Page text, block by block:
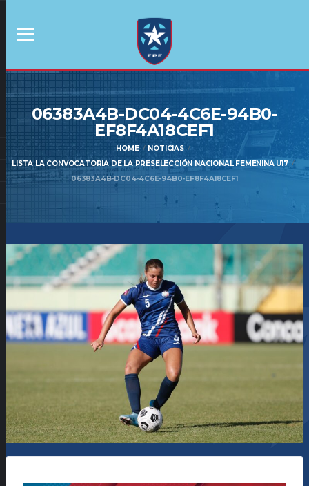
06383A4B-DC04-4C6E-94B0-
EF8F4A18CEF1
HOME
NOTICIAS
LISTA LA CONVOCATORIA DE LA PRESELECCIÓN NACIONAL FEMENINA U17
06383A4B-DC04-4C6E-94B0-EF8F4A18CEF1